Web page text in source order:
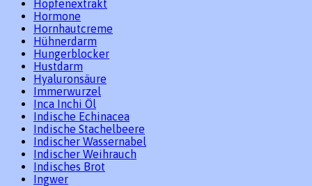
Hopfenextrakt
Hormone
Hornhautcreme
Hühnerdarm
Hungerblocker
Hustdarm
Hyaluronsäure
Immerwurzel
Inca Inchi Öl
Indische Echinacea
Indische Stachelbeere
Indischer Wassernabel
Indischer Weihrauch
Indisches Brot
Ingwer